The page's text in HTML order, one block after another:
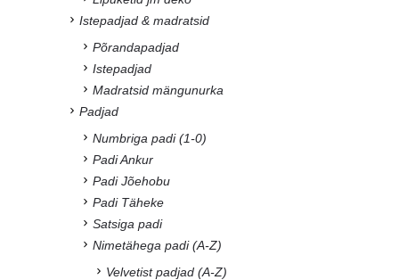
Istepadjad & madratsid
Põrandapadjad
Istepadjad
Madratsid mängunurka
Padjad
Numbriga padi (1-0)
Padi Ankur
Padi Jõehobu
Padi Täheke
Satsiga padi
Nimetähega padi (A-Z)
Velvetist padjad (A-Z)